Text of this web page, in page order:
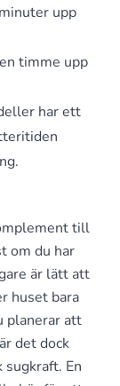
upp
timme upp
har ett
till
om du har
är lätt att
huset bara
planerar att
det dock
En